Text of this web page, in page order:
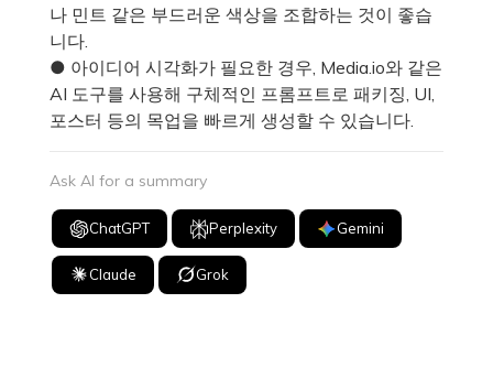
나 민트 같은 부드러운 색상을 조합하는 것이 좋습
니다.
● 아이디어 시각화가 필요한 경우, Media.io와 같은
AI 도구를 사용해 구체적인 프롬프트로 패키징, UI,
포스터 등의 목업을 빠르게 생성할 수 있습니다.
Ask AI for a summary
ChatGPT Perplexity Gemini
Claude Grok